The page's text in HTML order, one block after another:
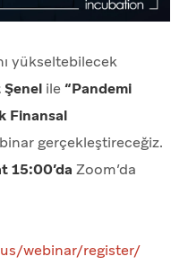
yükseltebilecek
ile“Pandemi
Finansal
gerçekleştireceğiz.
15:00’da Zoom’da
webinar/register/